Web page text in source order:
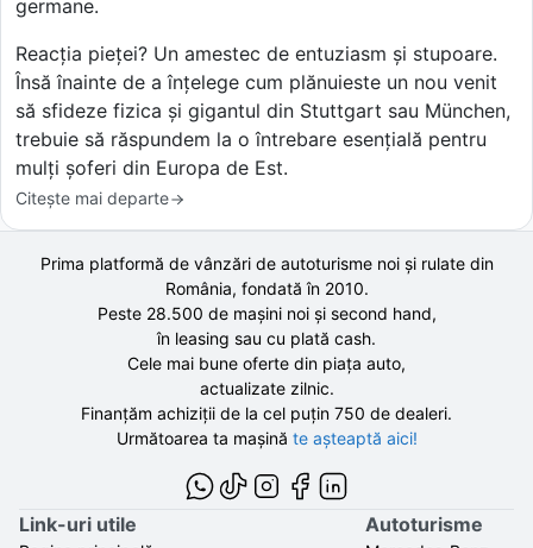
germane.
Reacția pieței? Un amestec de entuziasm și stupoare.
Însă înainte de a înțelege cum plănuieste un nou venit
să sfideze fizica și gigantul din Stuttgart sau München,
trebuie să răspundem la o întrebare esențială pentru
mulți șoferi din Europa de Est.
Citește mai departe
Prima platformă de vânzări de autoturisme noi și rulate din
România, fondată în 2010.
Peste 28.500 demașini noi și second hand,
în leasing sau cu plată cash.
Cele mai bune oferte din piața auto,
actualizate zilnic.
Finanțăm achiziții de la cel puțin 750 de dealeri.
Următoarea ta mașină te așteaptă aici!
Link-uri utile Autoturisme